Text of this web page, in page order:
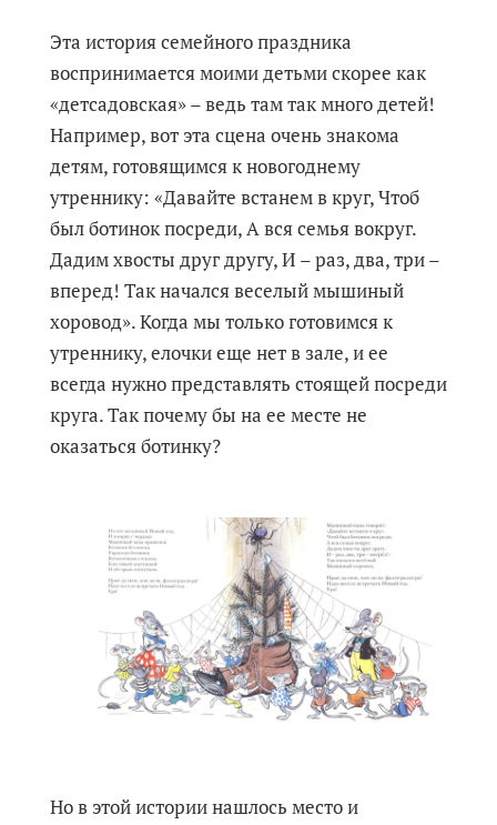
Эта история семейного праздника
воспринимается моими детьми скорее как
«детсадовская» – ведь там так много детей!
Например, вот эта сцена очень знакома
детям, готовящимся к новогоднему
утреннику: «Давайте встанем в круг, Чтоб
был ботинок посреди, А вся семья вокруг.
Дадим хвосты друг другу, И – раз, два, три –
вперед! Так начался веселый мышиный
хоровод». Когда мы только готовимся к
утреннику, елочки еще нет в зале, и ее
всегда нужно представлять стоящей посреди
круга. Так почему бы на ее месте не
оказаться ботинку?
Но в этой истории нашлось место и